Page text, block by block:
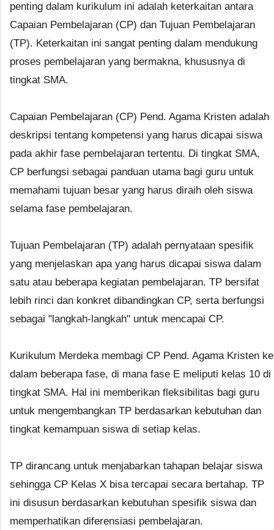
penting dalam kurikulum ini adalah keterkaitan antara
Capaian Pembelajaran (CP) dan Tujuan Pembelajaran
(TP). Keterkaitan ini sangat penting dalam mendukung
proses pembelajaran yang bermakna, khususnya di
tingkat SMA.
Capaian Pembelajaran (CP) Pend. Agama Kristen adalah
deskripsi tentang kompetensi yang harus dicapai siswa
pada akhir fase pembelajaran tertentu. Di tingkat SMA,
CP berfungsi sebagai panduan utama bagi guru untuk
memahami tujuan besar yang harus diraih oleh siswa
selama fase pembelajaran.
Tujuan Pembelajaran (TP) adalah pernyataan spesifik
yang menjelaskan apa yang harus dicapai siswa dalam
satu atau beberapa kegiatan pembelajaran. TP bersifat
lebih rinci dan konkret dibandingkan CP, serta berfungsi
sebagai "langkah-langkah" untuk mencapai CP.
Kurikulum Merdeka membagi CP Pend. Agama Kristen ke
dalam beberapa fase, di mana fase E meliputi kelas 10 di
tingkat SMA. Hal ini memberikan fleksibilitas bagi guru
untuk mengembangkan TP berdasarkan kebutuhan dan
tingkat kemampuan siswa di setiap kelas.
TP dirancang untuk menjabarkan tahapan belajar siswa
sehingga CP Kelas X bisa tercapai secara bertahap. TP
ini disusun berdasarkan kebutuhan spesifik siswa dan
memperhatikan diferensiasi pembelajaran.